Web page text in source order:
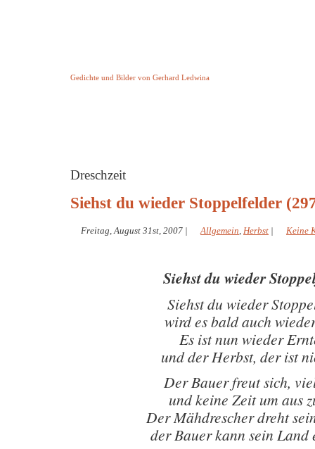
Gedichte und Bilder von Gerhard Ledwina
Dreschzeit
Siehst du wieder Stoppelfelder
Freitag, August 31st, 2007 | Allgemein, Herbst | Keine
Siehst du wieder
Siehst du wieder
wird es bald auch
Es ist nun wieder
und der Herbst, der ist
Der Bauer freut sich,
und keine Zeit um aus
Der Mähdrescher dreht
der Bauer kann sein Land